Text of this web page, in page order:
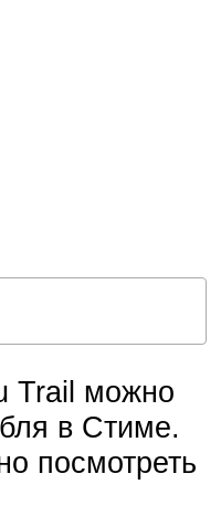
Trail можно
в Стиме.
посмотреть